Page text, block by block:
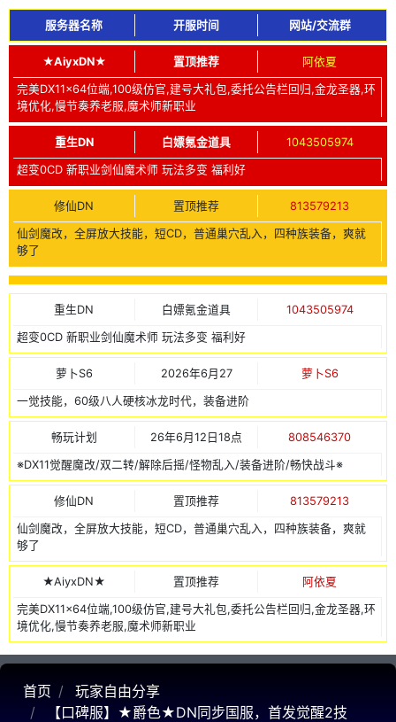
服务器名称 开服时间 网站/交流群
★AiyxDN★ 置顶推荐 阿依夏
完美DX11x64位端,100级仿官,建号大礼包,委托公告栏回归,金龙圣器,环
境优化,慢节奏养老服,魔术师新职业
重生DN 白嫖氪金道具 1043505974
超变0CD 新职业剑仙魔术师 玩法多变 福利好
修仙DN 置顶推荐 813579213
仙剑魔改，全屏放大技能，短CD，普通巢穴乱入，四种族装备，爽就
够了
重生DN 白嫖氪金道具 1043505974
超变0CD 新职业剑仙魔术师 玩法多变 福利好
萝卜S6 2026年6月27 萝卜S6
一觉技能，60级八人硬核冰龙时代，装备进阶
畅玩计划 26年6月12日18点 808546370
※DX11觉醒魔改/双二转/解除后摇/怪物乱入/装备进阶/畅快战斗※
修仙DN 置顶推荐 813579213
仙剑魔改，全屏放大技能，短CD，普通巢穴乱入，四种族装备，爽就
够了
★AiyxDN★ 置顶推荐 阿依夏
完美DX11x64位端,100级仿官,建号大礼包,委托公告栏回归,金龙圣器,环
境优化,慢节奏养老服,魔术师新职业
首页
玩家自由分享
【口碑服】★爵色★DN同步国服，首发觉醒2技